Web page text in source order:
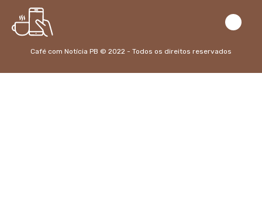
Café com Notícia PB © 2022 - Todos os direitos reservados